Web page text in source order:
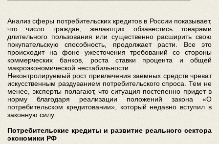
Анализ сферы потребительских кредитов в России показывает,
что число граждан, желающих обзавестись товарами
длительного пользования или существенно расширить свою
покупательскую способность, продолжает расти. Все это
происходит на фоне ужесточения требований со стороны
коммерческих банков, роста ставки процента и общей
макроэкономической нестабильности.
Неконтролируемый рост привлечения заемных средств чреват
искусственным раздуванием потребительского спроса. Тем не
менее, эксперты полагают, что ситуация постепенно придет в
норму благодаря реализации положений закона «О
потребительском кредитовании», который недавно вступил в
законную силу.
Потребительские кредиты и развитие реального сектора
экономики РФ